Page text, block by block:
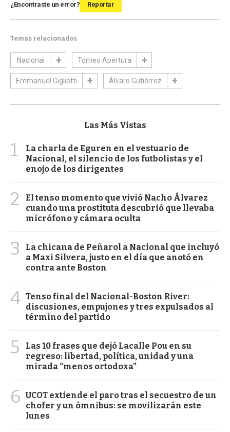
¿Encontraste un error? Reportar
Temas relacionados
Nacional Torneo Apertura
Emmanuel Gigliotti Álvaro Gutiérrez
Las Más Vistas
1
La charla de Eguren en el vestuario de
Nacional, el silencio de los futbolistas y el
enojo de los dirigentes
2
El tenso momento que vivió Nacho Álvarez
cuando una prostituta descubrió que llevaba
micrófono y cámara oculta
3
La chicana de Peñarol a Nacional que incluyó
a Maxi Silvera, justo en el día que anotó en
contra ante Boston
4 Tenso final del Nacional-Boston River:
discusiones, empujones y tres expulsados al
término del partido
5
Las 10 frases que dejó Lacalle Pou en su
regreso: libertad, política, unidad y una
mirada “menos ortodoxa”
6 UCOT extiende el paro tras el secuestro de un
chofer y un ómnibus: se movilizarán este
lunes